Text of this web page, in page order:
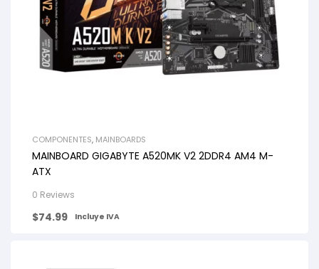
COMPONENTES, MAINBOARDS
MAINBOARD GIGABYTE A520MK V2 2DDR4 AM4 M-
ATX
0 Reviews
$74.99 Incluye IVA